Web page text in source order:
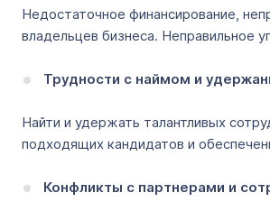
Недостаточное финансирование,
владельцев бизнеса. Неправильное
Трудности с наймом и
Найти и удержать талантливых
подходящих кандидатов и
Конфликты с партнерами и